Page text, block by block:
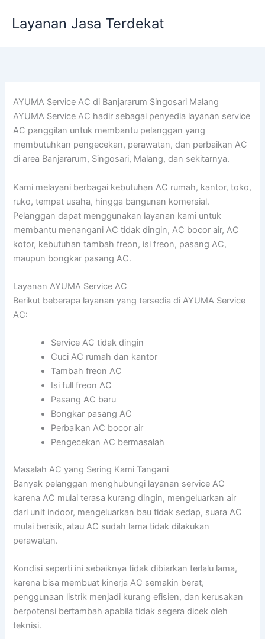
Layanan Jasa Terdekat
AYUMA Service AC di Banjararum Singosari Malang
AYUMA Service AC hadir sebagai penyedia layanan service
AC panggilan untuk membantu pelanggan yang
membutuhkan pengecekan, perawatan, dan perbaikan AC
di area Banjararum, Singosari, Malang, dan sekitarnya.
Kami melayani berbagai kebutuhan AC rumah, kantor, toko,
ruko, tempat usaha, hingga bangunan komersial.
Pelanggan dapat menggunakan layanan kami untuk
membantu menangani AC tidak dingin, AC bocor air, AC
kotor, kebutuhan tambah freon, isi freon, pasang AC,
maupun bongkar pasang AC.
Layanan AYUMA Service AC
Berikut beberapa layanan yang tersedia di AYUMA Service
AC:
Service AC tidak dingin
Cuci AC rumah dan kantor
Tambah freon AC
Isi full freon AC
Pasang AC baru
Bongkar pasang AC
Perbaikan AC bocor air
Pengecekan AC bermasalah
Masalah AC yang Sering Kami Tangani
Banyak pelanggan menghubungi layanan service AC
karena AC mulai terasa kurang dingin, mengeluarkan air
dari unit indoor, mengeluarkan bau tidak sedap, suara AC
mulai berisik, atau AC sudah lama tidak dilakukan
perawatan.
Kondisi seperti ini sebaiknya tidak dibiarkan terlalu lama,
karena bisa membuat kinerja AC semakin berat,
penggunaan listrik menjadi kurang efisien, dan kerusakan
berpotensi bertambah apabila tidak segera dicek oleh
teknisi.